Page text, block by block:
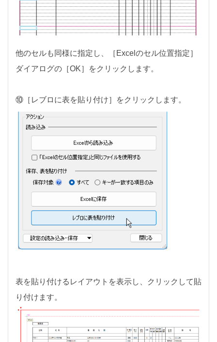
他のセルも同様に指定し、［Excelのセル位置指定］
ダイアログの［OK］をクリックします。
⑩［レブロに表を貼り付け］をクリックします。
表を貼り付けるレイアウトを表示し、クリックして貼
り付けます。